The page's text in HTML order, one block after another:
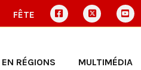
FÊTE
EN RÉGIONS MULTIMÉDIA